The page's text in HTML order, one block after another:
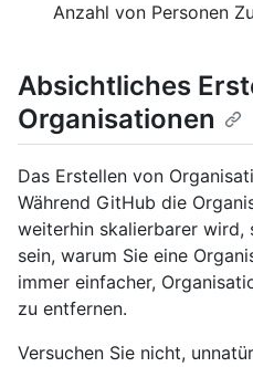
Anzahl von Personen
Absichtliches
Organisationen
Das Erstellen von
Während GitHub die
weiterhin skalierbarer wird,
sein, warum Sie eine
immer einfacher,
zu entfernen.
Versuchen Sie nicht,